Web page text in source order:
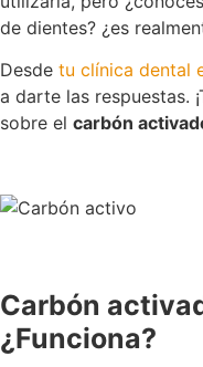
de dientes? ¿es
Desde tu clínica dental
a darte las respuestas.
sobre el carbón
Carbón
¿Funciona?